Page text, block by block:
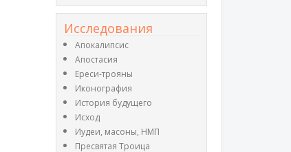
Исследования
Апокалипсис
Апостасия
Ереси-трояны
Иконография
История будущего
Исход
Иудеи, масоны, НМП
Пресвятая Троица